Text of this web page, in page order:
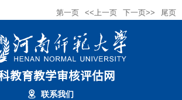
第一页 <<上一页 下一页>> 尾页
教育教学审核评估网
联系我们